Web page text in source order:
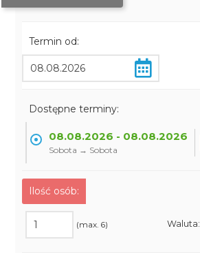
Termin od:
Dostępne terminy:
08.08.2026 - 08.08.2026
Sobota → Sobota
Ilość osób:
(max. 6) Waluta: